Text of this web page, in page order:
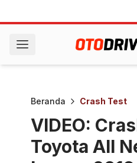
Beranda Crash Test
VIDEO:
Toyota All